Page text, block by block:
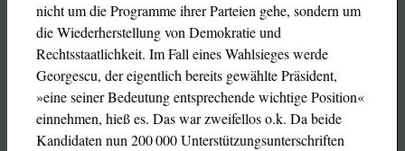
nicht um die Programme ihrer Parteien gehe, sondern um
die Wiederherstellung von Demokratie und
Rechtsstaatlichkeit. Im Fall eines Wahlsieges werde
Georgescu, der eigentlich bereits gewählte Präsident,
»eine seiner Bedeutung entsprechende wichtige Position«
einnehmen, hieß es. Das war zweifellos o.k. Da beide
Kandidaten nun 200 000 Unterstützungsunterschriften